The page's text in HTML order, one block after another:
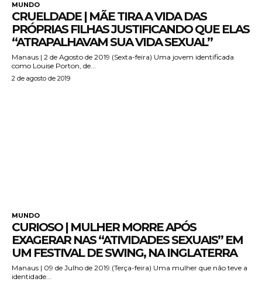
MUNDO
CRUELDADE | MÃE TIRA A VIDA DAS
PRÓPRIAS FILHAS JUSTIFICANDO QUE ELAS
“ATRAPALHAVAM SUA VIDA SEXUAL”
Manaus | 2 de Agosto de 2019 (Sexta-feira) Uma jovem identificada
como Louise Porton, de...
2 de agosto de 2019
MUNDO
CURIOSO | MULHER MORRE APÓS
EXAGERAR NAS “ATIVIDADES SEXUAIS” EM
UM FESTIVAL DE SWING, NA INGLATERRA
Manaus | 09 de Julho de 2019 (Terça-feira) Uma mulher que não teve a
identidade...